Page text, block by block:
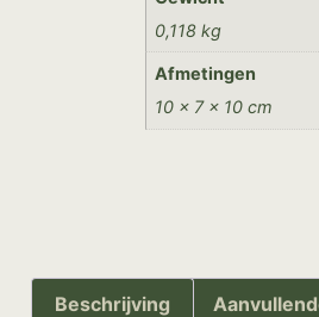
0,118 kg
Afmetingen
10 × 7 × 10 cm
Beschrijving